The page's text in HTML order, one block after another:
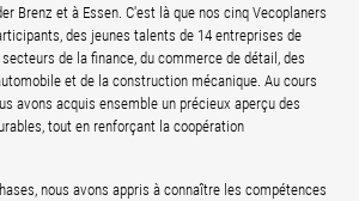
Brenz et à Essen. C'est là que nos cinq Vecoplaners
des jeunes talents de 14 entreprises de
de la finance, du commerce de détail, des
et de la construction mécanique. Au cours
avons acquis ensemble un précieux aperçu des
tout en renforçant la coopération
nous avons appris à connaître les compétences